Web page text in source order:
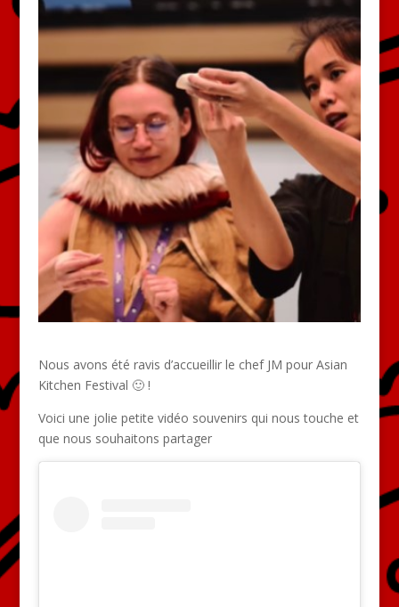
Nous avons été ravis d’accueillir le chef JM pour Asian
Kitchen Festival 🙂 !
Voici une jolie petite vidéo souvenirs qui nous touche et
que nous souhaitons partager